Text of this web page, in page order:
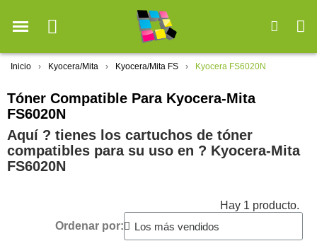
Inicio Kyocera/Mita Kyocera/Mita FS Kyocera FS6020N
Tóner Compatible Para Kyocera-Mita
FS6020N
Aquí ? tienes los cartuchos de tóner
compatibles para su uso en ?️ Kyocera-Mita
FS6020N
Hay 1 producto.
Ordenar por: